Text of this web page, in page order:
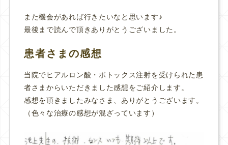
また機会があれば行きたいなと思います♪
最後まで読んで頂きありがとうございました。
患者さまの感想
当院でヒアルロン酸・ボトックス注射を受けられた患
者さまからいただきました感想をご紹介します。
感想を頂きましたみなさま、ありがとうございます。
（色々な治療の感想が混ざっています）